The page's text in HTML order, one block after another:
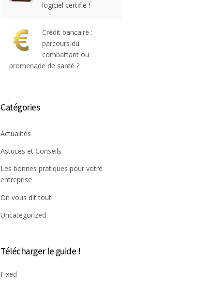
logiciel certifié !
Crédit bancaire :
parcours du
combattant ou
promenade de santé ?
Catégories
Actualités
Astuces et Conseils
Les bonnes pratiques pour votre
entreprise
On vous dit tout!
Uncategorized
Télécharger le guide !
Fixed